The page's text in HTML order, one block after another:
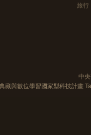
旅行
中
藏與數位學習國家型科技計畫